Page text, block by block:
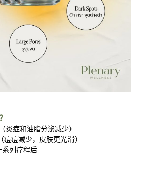
炎症和油脂分泌减少）
痘痘减少，皮肤更光滑）
列疗程后